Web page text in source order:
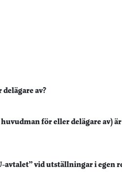
av?
för eller delägare av)
vid utställningar i egen